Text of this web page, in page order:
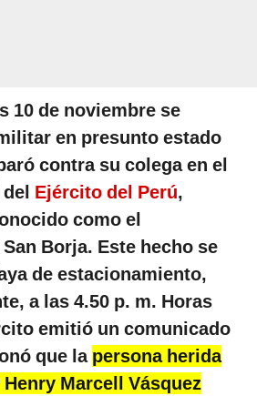
10 de noviembre se
en presunto estado
contra su colega en el
Ejército del Perú,
como el
Borja. Este hecho se
de estacionamiento,
a las 4.50 p. m. Horas
emitió un comunicado
que la persona herida
Marcell Vásquez